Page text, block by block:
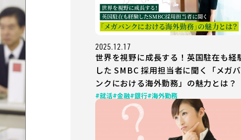
2025.12.17
世界を視野に成長する！英国駐在も経
した SMBC 採用担当者に聞く「メガバ
ンクにおける海外勤務」の魅力とは？
#就活#金融#銀行#海外勤務